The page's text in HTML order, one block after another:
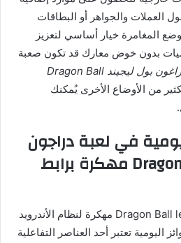
العملات والجواهر أو البطاقات
وضع المغامرة خيار أساسي لتعزيز
بدون خوض معارك قد تكون صعبة
لعبة دراغون بول ليجيند Dragon Ball
من الأوضاع الأخرى يٌمكنك
في لعبة دراجون
بول Dragon Ball legends مهكرة برابط
مع الدخول إلى لعبة Dragon Ball legends مهكرة لنظام الأندرويد
اليومية تعتبر أحد العناصر التفاعلية